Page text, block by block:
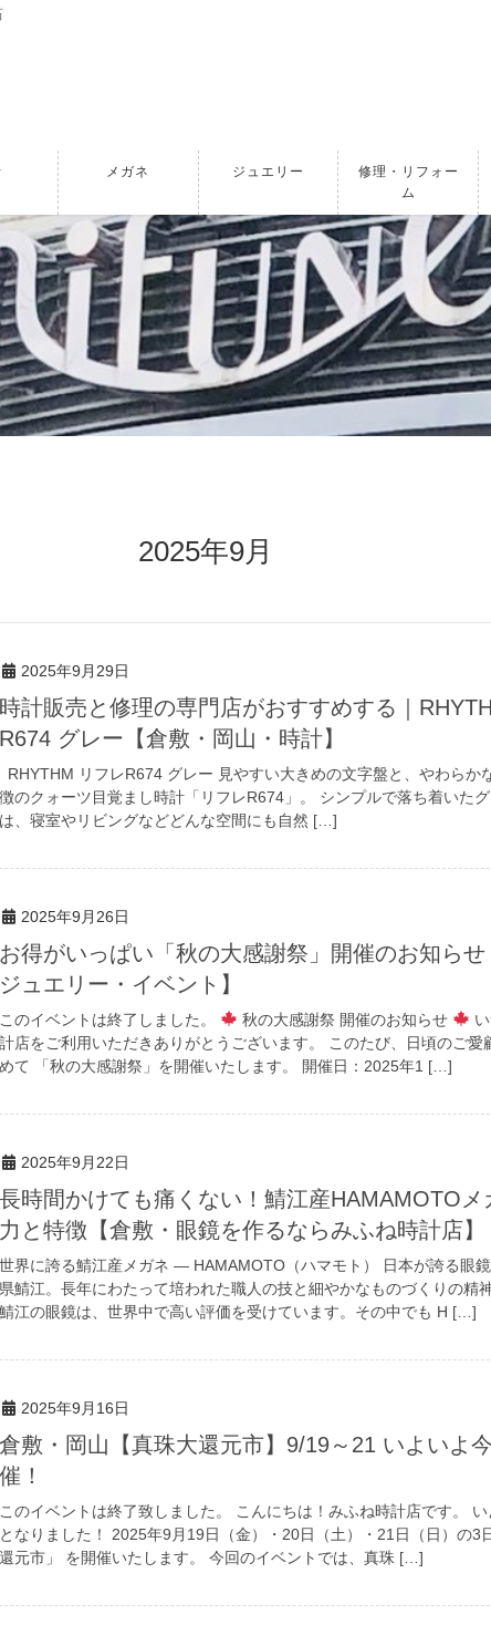
メガネ ジュエリー
修理・リフォー
ム
2025年9月
2025年9月29日
時計販売と修理の専門店がおすすめする｜
R674 グレー【倉敷・岡山・時計】
RHYTHM リフレR674 グレー 見やすい大きめの文字盤と、やわらか
徴のクォーツ目覚まし時計「リフレR674」。 シンプルで落ち着いた
は、寝室やリビングなどどんな空間にも自然 […]
2025年9月26日
お得がいっぱい「秋の大感謝祭」開催のお知らせ
ジュエリー・イベント】
このイベントは終了しました。 秋の大感謝祭 開催のお知らせ
計店をご利用いただきありがとうございます。 このたび、日頃のご愛
めて 「秋の大感謝祭」を開催いたします。 開催日：2025年1 […]
2025年9月22日
長時間かけても痛くない！鯖江産HAMAMOTOメ
力と特徴【倉敷・眼鏡を作るならみふね時計店】
世界に誇る鯖江産メガネ ― HAMAMOTO（ハマモト） 日本が誇る眼
県鯖江。長年にわたって培われた職人の技と細やかなものづくりの精
鯖江の眼鏡は、世界中で高い評価を受けています。その中でも H […]
2025年9月16日
倉敷・岡山【真珠大還元市】9/19～21 いよいよ
催！
このイベントは終了致しました。 こんにちは！みふね時計店です。
となりました！ 2025年9月19日（金）・20日（土）・21日（日）の3
還元市」 を開催いたします。 今回のイベントでは、真珠 […]